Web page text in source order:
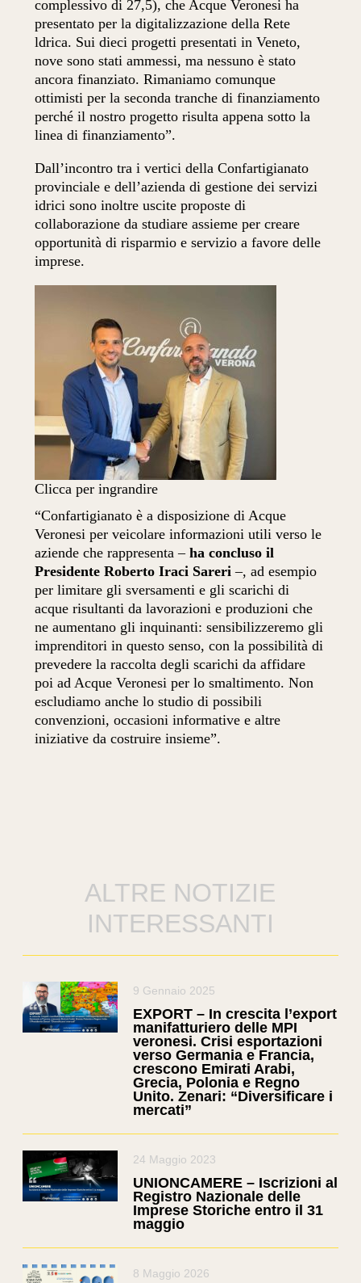
complessivo di 27,5), che Acque Veronesi ha
presentato per la digitalizzazione della Rete
ldrica. Sui dieci progetti presentati in Veneto,
nove sono stati ammessi, ma nessuno è stato
ancora finanziato. Rimaniamo comunque
ottimisti per la seconda tranche di finanziamento
perché il nostro progetto risulta appena sotto la
linea di finanziamento”.
Dall’incontro tra i vertici della Confartigianato
provinciale e dell’azienda di gestione dei servizi
idrici sono inoltre uscite proposte di
collaborazione da studiare assieme per creare
opportunità di risparmio e servizio a favore delle
imprese.
Clicca per ingrandire
“Confartigianato è a disposizione di Acque
Veronesi per veicolare informazioni utili verso le
aziende che rappresenta –ha concluso il
Presidente Roberto Iraci Sareri –, ad esempio
per limitare gli sversamenti e gli scarichi di
acque risultanti da lavorazioni e produzioni che
ne aumentano gli inquinanti: sensibilizzeremo gli
imprenditori in questo senso, con la possibilità di
prevedere la raccolta degli scarichi da affidare
poi ad Acque Veronesi per lo smaltimento. Non
escludiamo anche lo studio di possibili
convenzioni, occasioni informative e altre
iniziative da costruire insieme”.
ALTRE NOTIZIE
INTERESSANTI
9 Gennaio 2025
EXPORT – In crescita l’export
manifatturiero delle MPI
veronesi. Crisi esportazioni
verso Germania e Francia,
crescono Emirati Arabi,
Grecia, Polonia e Regno
Unito. Zenari: “Diversificare i
mercati”
24 Maggio 2023
UNIONCAMERE – Iscrizioni al
Registro Nazionale delle
Imprese Storiche entro il 31
maggio
8 Maggio 2026